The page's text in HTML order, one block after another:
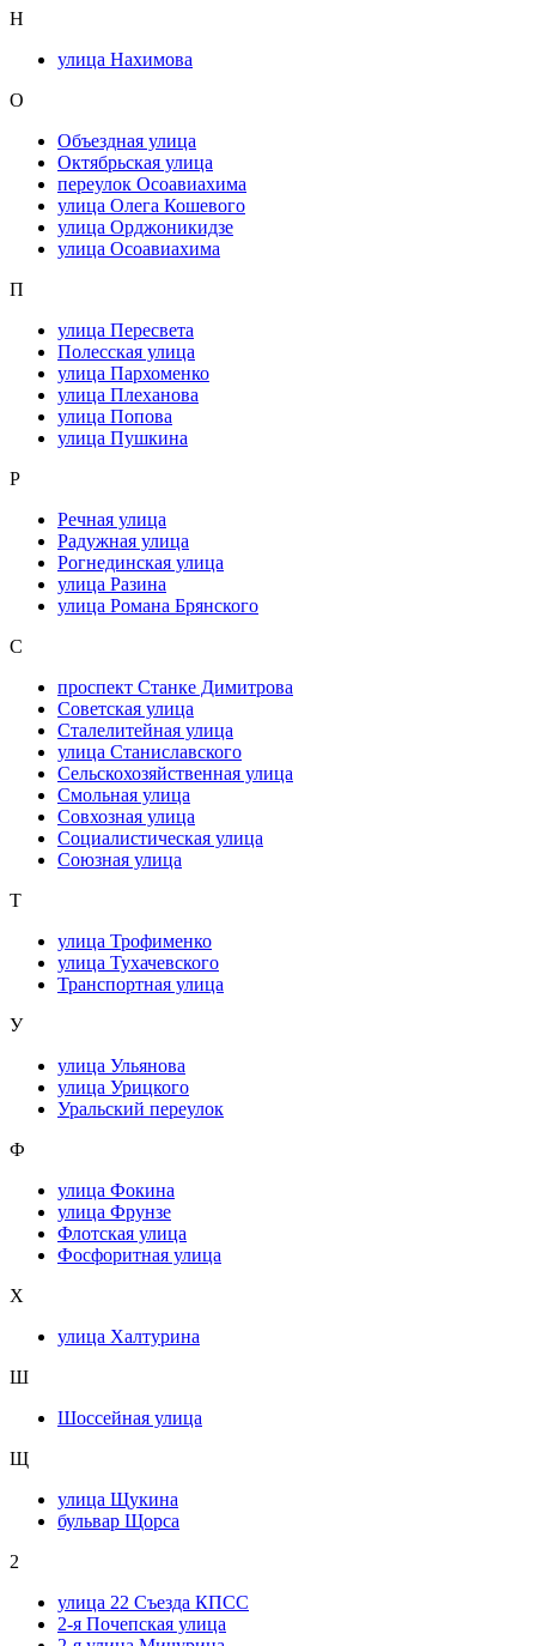
Н
улица Нахимова
О
Объездная улица
Октябрьская улица
переулок Осоавиахима
улица Олега Кошевого
улица Орджоникидзе
улица Осоавиахима
П
улица Пересвета
Полесская улица
улица Пархоменко
улица Плеханова
улица Попова
улица Пушкина
Р
Речная улица
Радужная улица
Рогнединская улица
улица Разина
улица Романа Брянского
С
проспект Станке Димитрова
Советская улица
Сталелитейная улица
улица Станиславского
Сельскохозяйственная улица
Смольная улица
Совхозная улица
Социалистическая улица
Союзная улица
Т
улица Трофименко
улица Тухачевского
Транспортная улица
У
улица Ульянова
улица Урицкого
Уральский переулок
Ф
улица Фокина
улица Фрунзе
Флотская улица
Фосфоритная улица
Х
улица Халтурина
Ш
Шоссейная улица
Щ
улица Щукина
бульвар Щорса
2
улица 22 Съезда КПСС
2-я Почепская улица